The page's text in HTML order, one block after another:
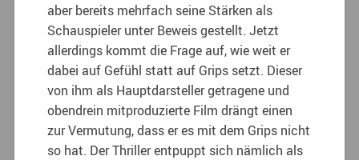
aber bereits mehrfach seine Stärken als
Schauspieler unter Beweis gestellt. Jetzt
allerdings kommt die Frage auf, wie weit er
dabei auf Gefühl statt auf Grips setzt. Dieser
von ihm als Hauptdarsteller getragene und
obendrein mitproduzierte Film drängt einen
zur Vermutung, dass er es mit dem Grips nicht
so hat. Der Thriller entpuppt sich nämlich als